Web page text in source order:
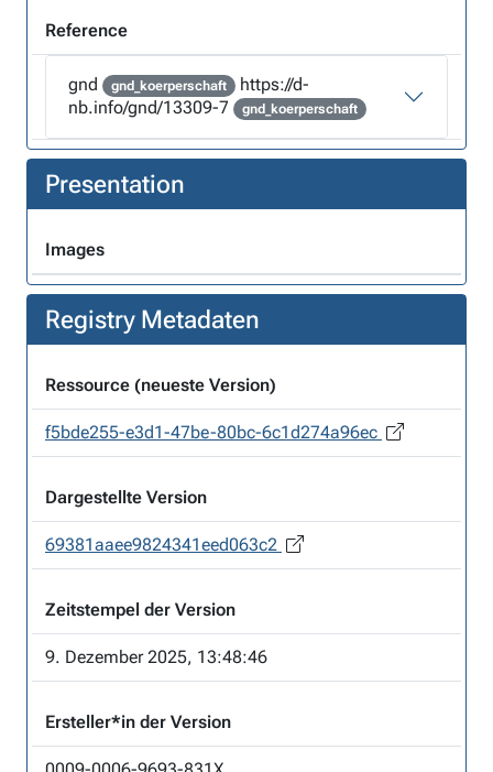
Reference
gnd gnd_koerperschaft
https://d-
nb.info/gnd/13309-7
gnd_koerperschaft
Presentation
Images
Registry Metadaten
Ressource (neueste Version)
f5bde255-e3d1-47be-80bc-6c1d274a96ec
Dargestellte Version
69381aaee9824341eed063c2
Zeitstempel der Version
9. Dezember 2025, 13:48:46
Ersteller*in der Version